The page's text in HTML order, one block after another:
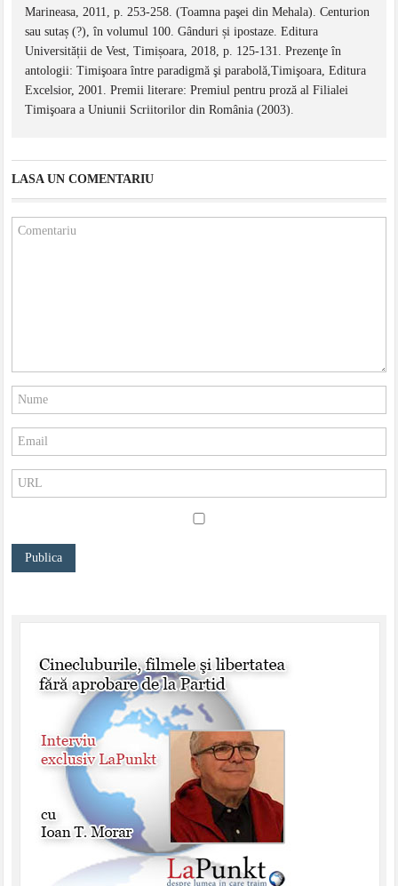
Marineasa, 2011, p. 253-258. (Toamna paşei din Mehala). Centurion
sau sutaș (?), în volumul 100. Gânduri și ipostaze. Editura
Universității de Vest, Timișoara, 2018, p. 125-131. Prezenţe în
antologii: Timişoara între paradigmă şi parabolă,Timişoara, Editura
Excelsior, 2001. Premii literare: Premiul pentru proză al Filialei
Timişoara a Uniunii Scriitorilor din România (2003).
LASA UN COMENTARIU